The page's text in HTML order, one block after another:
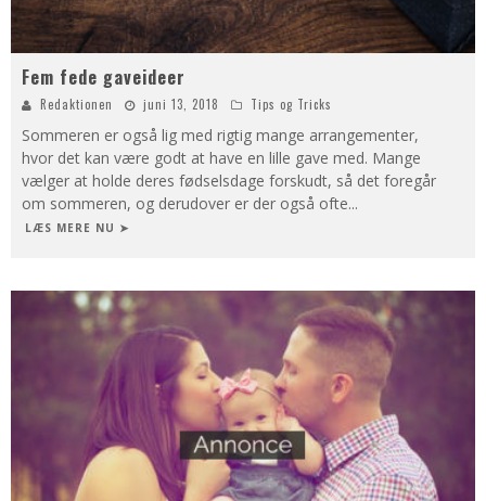
Fem fede gaveideer
Redaktionen juni 13, 2018 Tips og Tricks
Sommeren er også lig med rigtig mange arrangementer,
hvor det kan være godt at have en lille gave med. Mange
vælger at holde deres fødselsdage forskudt, så det foregår
om sommeren, og derudover er der også ofte...
LÆS MERE NU ➤